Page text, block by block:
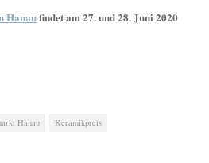
Hanaufindet am 27. und 28. Juni 2020
Hanau Keramikpreis